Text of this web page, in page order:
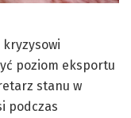
poziom eksportu
stanu w
podczas